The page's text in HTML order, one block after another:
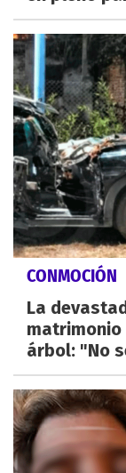
CONMOCIÓN
La
árbol: "No